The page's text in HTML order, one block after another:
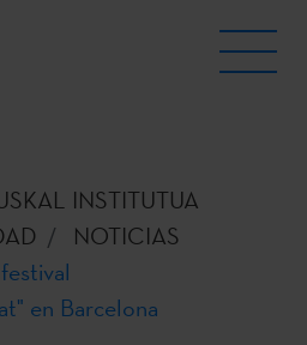
INSTITUTUA
NOTICIAS
en Barcelona